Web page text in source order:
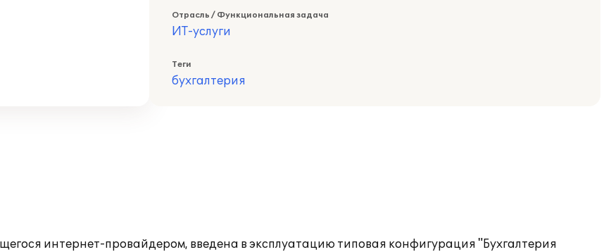
Отрасль / Функциональная задача
ИТ-услуги
Теги
бухгалтерия
интернет-провайдером, введена в эксплуатацию типовая конфигурация "Бухгалтерия